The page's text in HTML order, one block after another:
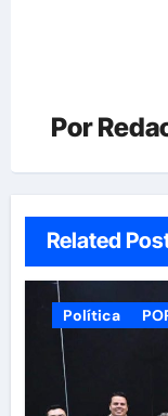
Por
Related
Política